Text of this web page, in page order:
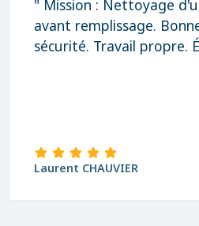
" Mission : Nettoyage
avant remplissage.
sécurité. Travail propre.
Laurent CHAUVIER